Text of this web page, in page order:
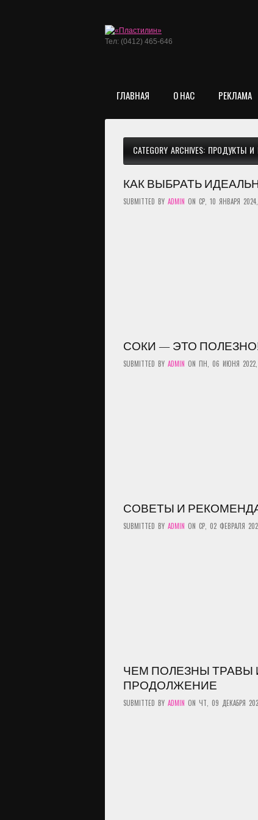
Тел: (0412) 465-646
ГЛАВНАЯ О НАС РЕКЛАМА
CATEGORY ARCHIVES: ПРОДУКТЫ И
КАК ВЫБРАТЬ
SUBMITTED BY ADMIN ON СР, 10 ЯНВАРЯ
СОКИ — ЭТО
SUBMITTED BY ADMIN ON ПН, 06 ИЮНЯ 2022,
СОВЕТЫ И
SUBMITTED BY ADMIN ON СР, 02 ФЕВРАЛЯ
ЧЕМ ПОЛЕЗНЫ ТРАВЫ
ПРОДОЛЖЕНИЕ
SUBMITTED BY ADMIN ON ЧТ, 09 ДЕКАБРЯ